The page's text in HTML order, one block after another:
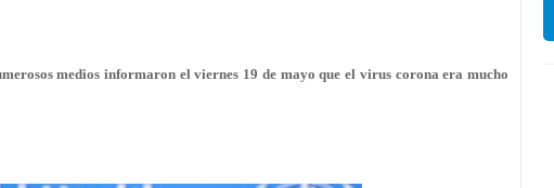
medios informaron el viernes 19 de mayo que el virus corona era mucho